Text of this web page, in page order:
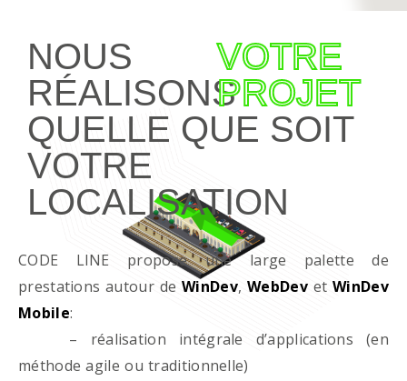
NOUS
RÉALISONS
VOTRE
PROJET
QUELLE QUE SOIT
VOTRE
LOCALISATION
CODE LINE propose une large palette de
prestations autour deWinDev,WebDevet WinDev
Mobile:
– réalisation intégrale d’applications (en
méthode agile ou traditionnelle)